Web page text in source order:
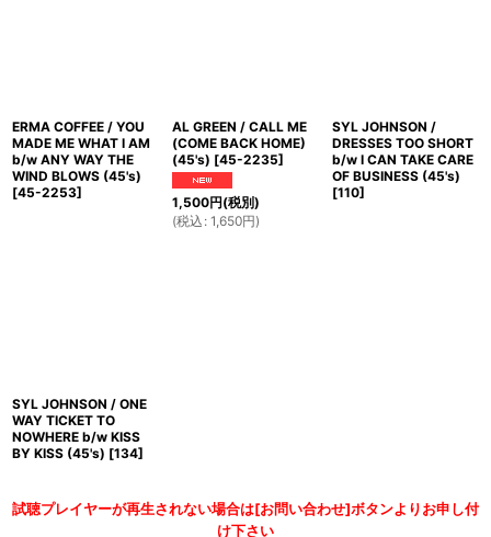
ERMA COFFEE / YOU
MADE ME WHAT I AM
b/w ANY WAY THE
WIND BLOWS (45's)
[45-2253]
AL GREEN / CALL ME
(COME BACK HOME)
(45's) [45-2235]
1,500円(税別)
(税込 : 1,650円)
SYL JOHNSON /
DRESSES TOO SHORT
b/w I CAN TAKE CARE
OF BUSINESS (45's)
[110]
SYL JOHNSON / ONE
WAY TICKET TO
NOWHERE b/w KISS
BY KISS (45's) [134]
試聴プレイヤーが再生されない場合は[お問い合わせ]ボタンよりお申し付
け下さい